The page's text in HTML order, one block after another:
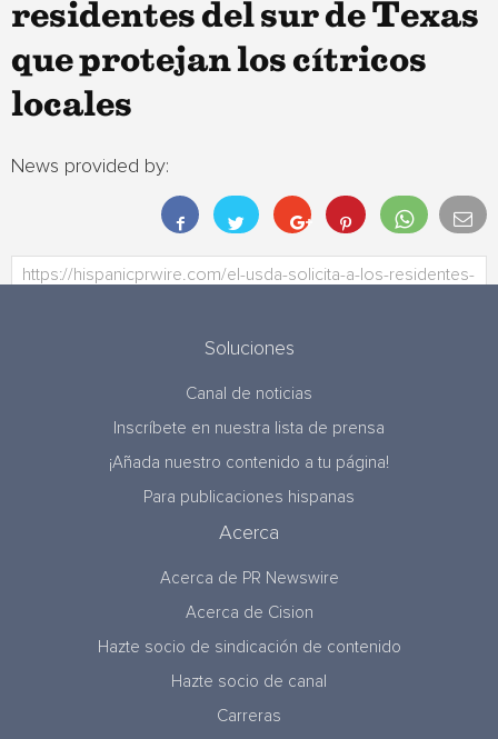
residentes del sur de Texas
que protejan los cítricos
locales
News provided by:
Soluciones
Canal de noticias
Inscríbete en nuestra lista de prensa
¡Añada nuestro contenido a tu página!
Para publicaciones hispanas
Acerca
Acerca de PR Newswire
Acerca de Cision
Hazte socio de sindicación de contenido
Hazte socio de canal
Carreras